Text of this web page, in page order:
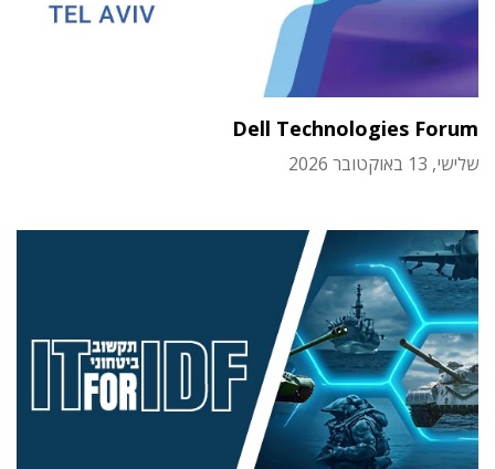
Dell Technologies Forum
שלישי, 13 באוקטובר 2026